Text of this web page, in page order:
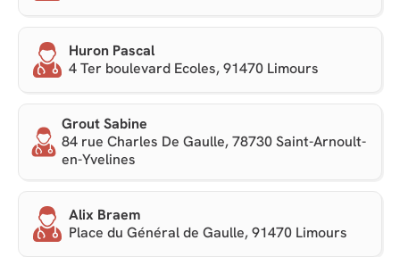
Huron Pascal
4 Ter boulevard Ecoles, 91470 Limours
Grout Sabine
84 rue Charles De Gaulle, 78730 Saint-Arnoult-
en-Yvelines
Alix Braem
Place du Général de Gaulle, 91470 Limours